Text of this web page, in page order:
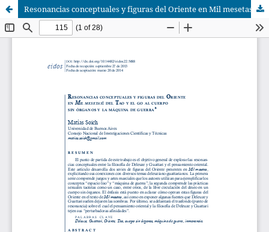
Resonancias conceptuales y figuras del Oriente en Mil mesetas: del Tao y el go al cuerpo sin órganos y la máquina de guerra